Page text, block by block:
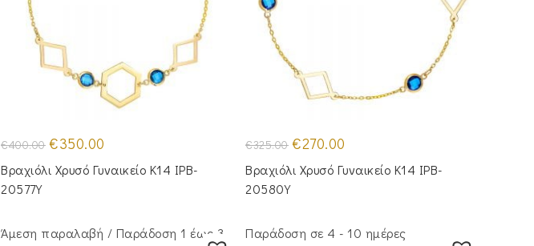
€400.00 Original
price
was:
€400.00.
€350.00
είναι:
Βραχιόλι Χρυσό Γυναικείο Κ14 IPB-
20577Y
€325.00 Original
price
was:
€325.00.
€270.00
είναι:
Βραχιόλι Χρυσό Γυναικείο Κ14 IPB-
20580Y
Άμεση παραλαβή / Παράδoση 1 έως 3
Παράδοση σε 4 - 10 ημέρες